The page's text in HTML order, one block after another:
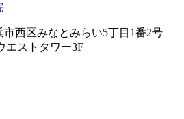
市西区みなとみらい5丁目1番2号
エストタワー3F